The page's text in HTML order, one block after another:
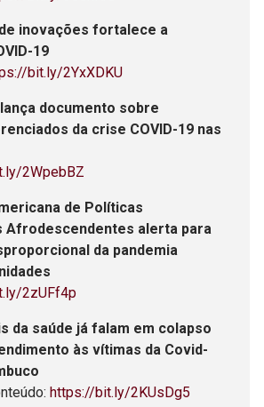
inovações fortalece a
19
bit.ly/2YxXDKU
lança documento sobre
da crise COVID-19 nas
2WpebBZ
de Políticas
Afrodescendentes alerta para
da pandemia
2zUFf4p
da saúde já falam em colapso
às vítimas da Covid-
https://bit.ly/2KUsDg5